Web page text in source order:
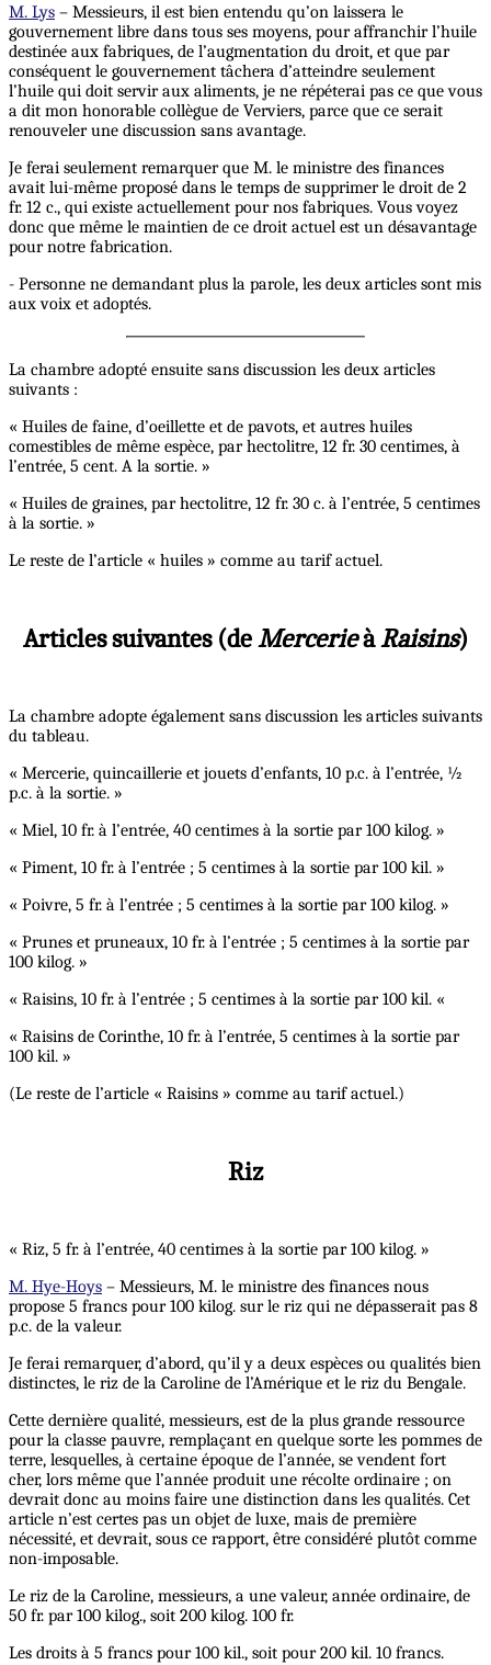
M. Lys – Messieurs, il est bien entendu qu’on laissera le
gouvernement libre dans tous ses moyens, pour affranchir l’huile
destinée aux fabriques, de l’augmentation du droit, et que par
conséquent le gouvernement tâchera d’atteindre seulement
l’huile qui doit servir aux aliments, je ne répéterai pas ce que vous
a dit mon honorable collègue de Verviers, parce que ce serait
renouveler une discussion sans avantage.
Je ferai seulement remarquer que M. le ministre des finances
avait lui-même proposé dans le temps de supprimer le droit de 2
fr. 12 c., qui existe actuellement pour nos fabriques. Vous voyez
donc que même le maintien de ce droit actuel est un désavantage
pour notre fabrication.
- Personne ne demandant plus la parole, les deux articles sont mis
aux voix et adoptés.
La chambre adopté ensuite sans discussion les deux articles
suivants :
« Huiles de faine, d’oeillette et de pavots, et autres huiles
comestibles de même espèce, par hectolitre, 12 fr. 30 centimes, à
l’entrée, 5 cent. A la sortie. »
« Huiles de graines, par hectolitre, 12 fr. 30 c. à l’entrée, 5 centimes
à la sortie. »
Le reste de l’article « huiles » comme au tarif actuel.
Articles suivantes (deMercerieàRaisins)
La chambre adopte également sans discussion les articles suivants
du tableau.
« Mercerie, quincaillerie et jouets d’enfants, 10 p.c. à l’entrée, ½
p.c. à la sortie. »
« Miel, 10 fr. à l’entrée, 40 centimes à la sortie par 100 kilog. »
« Piment, 10 fr. à l’entrée ; 5 centimes à la sortie par 100 kil. »
« Poivre, 5 fr. à l’entrée ; 5 centimes à la sortie par 100 kilog. »
« Prunes et pruneaux, 10 fr. à l’entrée ; 5 centimes à la sortie par
100 kilog. »
« Raisins, 10 fr. à l’entrée ; 5 centimes à la sortie par 100 kil. «
« Raisins de Corinthe, 10 fr. à l’entrée, 5 centimes à la sortie par
100 kil. »
(Le reste de l’article « Raisins » comme au tarif actuel.)
Riz
« Riz, 5 fr. à l’entrée, 40 centimes à la sortie par 100 kilog. »
M. Hye-Hoys – Messieurs, M. le ministre des finances nous
propose 5 francs pour 100 kilog. sur le riz qui ne dépasserait pas 8
p.c. de la valeur.
Je ferai remarquer, d’abord, qu’il y a deux espèces ou qualités bien
distinctes, le riz de la Caroline de l’Amérique et le riz du Bengale.
Cette dernière qualité, messieurs, est de la plus grande ressource
pour la classe pauvre, remplaçant en quelque sorte les pommes de
terre, lesquelles, à certaine époque de l’année, se vendent fort
cher, lors même que l’année produit une récolte ordinaire ; on
devrait donc au moins faire une distinction dans les qualités. Cet
article n’est certes pas un objet de luxe, mais de première
nécessité, et devrait, sous ce rapport, être considéré plutôt comme
non-imposable.
Le riz de la Caroline, messieurs, a une valeur, année ordinaire, de
50 fr. par 100 kilog., soit 200 kilog. 100 fr.
Les droits à 5 francs pour 100 kil., soit pour 200 kil. 10 francs.